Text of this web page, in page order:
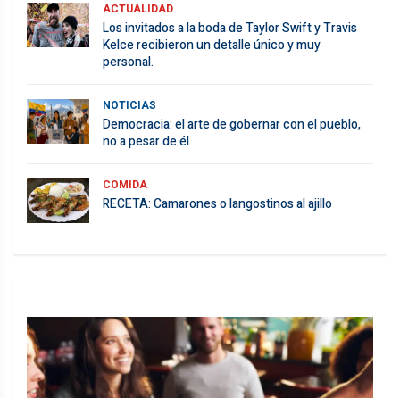
ACTUALIDAD
Los invitados a la boda de Taylor Swift y Travis
Kelce recibieron un detalle único y muy
personal.
NOTICIAS
Democracia: el arte de gobernar con el pueblo,
no a pesar de él
COMIDA
RECETA: Camarones o langostinos al ajillo